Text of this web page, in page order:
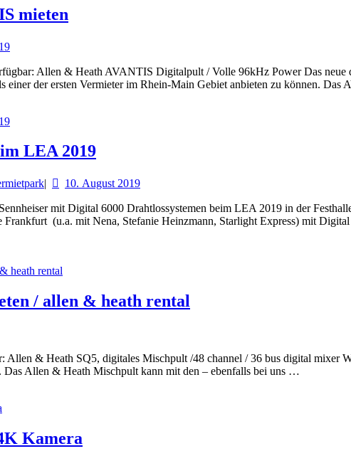
mieten
Allen & Heath AVANTIS Digitalpult / Volle 96kHz Power Das
einer der ersten Vermieter im Rhein-Main Gebiet anbieten zu können.
LEA 2019
| 10. August 2019
mit Digital 6000 Drahtlossystemen beim LEA 2019 in der
(u.a. mit Nena, Stefanie Heinzmann, Starlight Express) mit
/ allen & heath rental
Allen & Heath SQ5, digitales Mischpult /48 channel / 36 bus digital mixer
Das Allen & Heath Mischpult kann mit den – ebenfalls bei uns …
Kamera